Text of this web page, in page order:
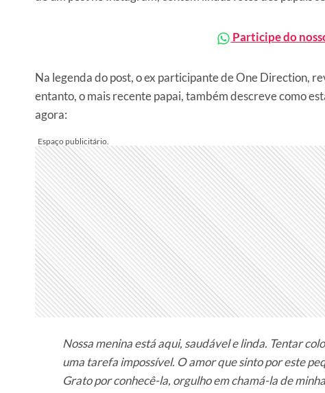
Participe do
Na legenda do post, o ex participante de One Direction,
entanto, o mais recente papai, também descreve como
agora:
Nossa menina está aqui, saudável e linda. Tentar
uma tarefa impossível. O amor que sinto por este
Grato por conhecê-la, orgulho em chamá-la de